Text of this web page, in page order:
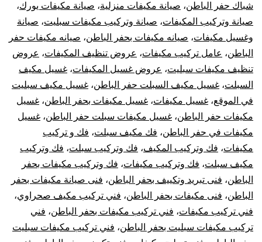
شباك حفر الباطن، صيانة مكيفات منزلية، صيانة مكيفات يورك،
صيانة وتركيب المكيفات، صيانة وتركيب مكيفات سبليت، صيانة
وغسيل مكيفات، صيانه مكيفات بحفر الباطن، صيانه مكيفات حفر
الباطن، عامل تركيب مكيفات، عروض تنظيف المكيفات، عروض
تنظيف مكيفات سبليت، عروض غسيل المكيفات، غسيل مكيف
السبلت، غسيل مكيف السبلت حفر الباطن، غسيل مكيف سبليت
في الموقع، غسيل مكيفات، غسيل مكيفات بحفر الباطن، غسيل
مكيفات حفر الباطن، غسيل مكيفات سبلت حفر الباطن، غسيل
مكيفات في حفر الباطن، فك مكيف سبلت، فك و تركيب
مكيفات، فك وتركيب المكيف، فك وتركيب سبلت، فك وتركيب
مكيف سبلت، فك وتركيب مكيفات، فك وتركيب مكيفات بحفر
الباطن، فنى تبريد وتكييف بحفر الباطن، فنى صيانة مكيفات بحفر
الباطن، فنى مكيفات بحفر الباطن، فني تركيب مكيف صحراوي،
فني تركيب مكيفات، فني تركيب مكيفات بحفر الباطن، فني
تركيب مكيفات سبليت بحفر الباطن، فني تركيب مكيفات سبليت